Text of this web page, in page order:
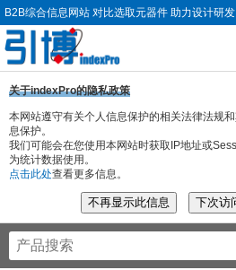
B2B综合信息网站 对比选取元器件 助力设计研发
关于indexPro的隐私政策
本网站遵守有关个人信息保护的相关法律法规
息保护。
我们可能会在您使用本网站时获取IP地址或
为统计数据使用。
点击此处查看更多信息。